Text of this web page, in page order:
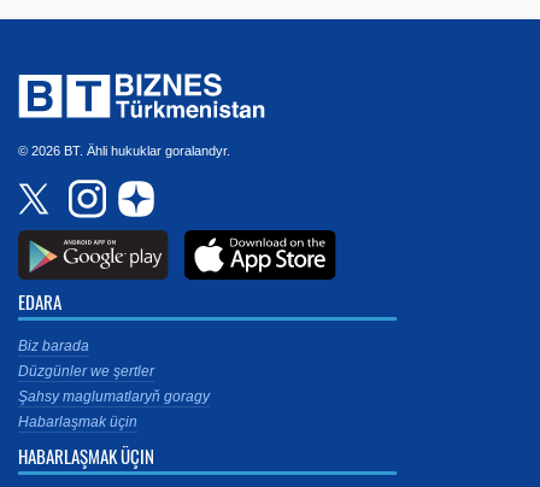
© 2026 BT. Ähli hukuklar goralandyr.
EDARA
Biz barada
Düzgünler we şertler
Şahsy maglumatlaryň goragy
Habarlaşmak üçin
HABARLAŞMAK ÜÇIN